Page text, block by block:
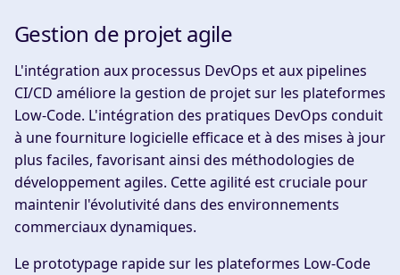
Gestion de projet agile
L'intégration aux processus DevOps et aux pipelines
CI/CD améliore la gestion de projet sur les plateformes
Low-Code. L'intégration des pratiques DevOps conduit
à une fourniture logicielle efficace et à des mises à jour
plus faciles, favorisant ainsi des méthodologies de
développement agiles. Cette agilité est cruciale pour
maintenir l'évolutivité dans des environnements
commerciaux dynamiques.
Le prototypage rapide sur les plateformes Low-Code